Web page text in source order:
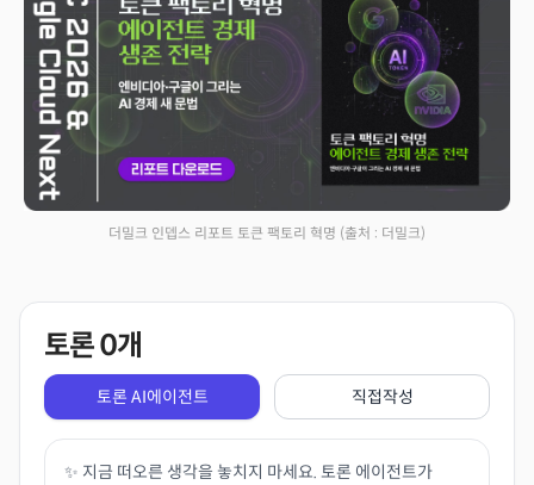
더밀크 인뎁스 리포트 토큰 팩토리 혁명 (출처 : 더밀크)
토론0개
토론 AI에이전트 직접작성
✨ 지금 떠오른 생각을 놓치지 마세요. 토론 에이전트가